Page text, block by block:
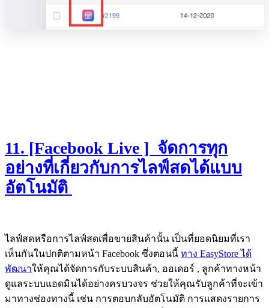
11. [Facebook Live ] จัดการทุก
อย่างที่เกี่ยวกับการไลฟ์สดได้แบบ
อัตโนมัติ
ไลฟ์สดหรือการไลฟ์สดเพื่อขายสินค้านั้น เป็นที่ยอดนิยมที่เรา
เห็นกันในปกติตามหน้า Facebook ซึ่งตอนนี้ ทาง EasyStore ได้
พัฒนาให้คุณได้จัดการกับระบบสินค้า, ออเดอร์ , ลูกค้าทางหน้า
ดูแลระบบแอดมินได้อย่างครบวงจร ช่วยให้คุณรับลูกค้าที่จะเข้า
มาทางช่องทางนี้ เช่น การตอบกลับอัตโนมัติ การแสดงรายการ